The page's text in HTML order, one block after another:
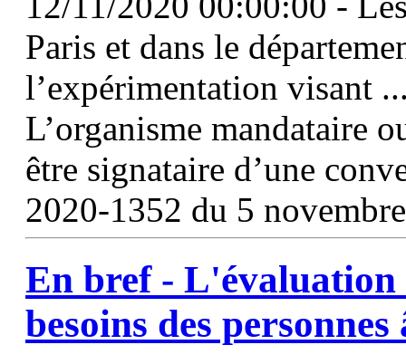
Paris et dans le
l’expérimentation visant
L’organisme mandataire
être signataire d’une
2020-1352 du 5
En bref - L'évaluation
besoins des personnes